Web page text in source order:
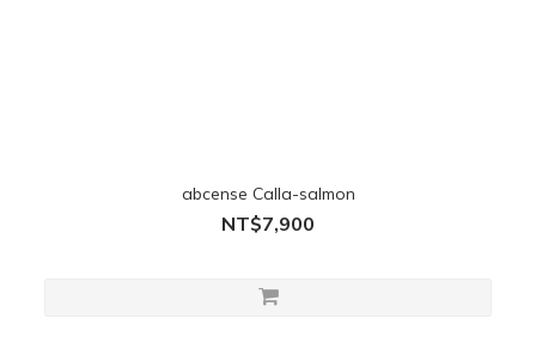
abcense Calla-salmon
NT$7,900